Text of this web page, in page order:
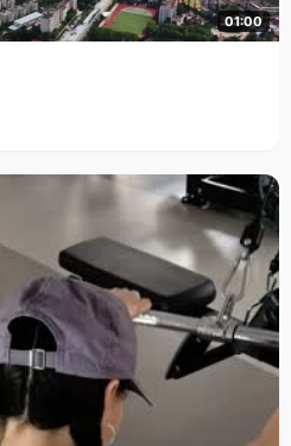
01:00